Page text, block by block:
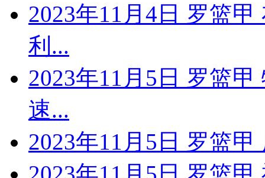
2023年11月4日 罗篮
利...
2023年11月5日 罗篮
速...
2023年11月5日 罗篮